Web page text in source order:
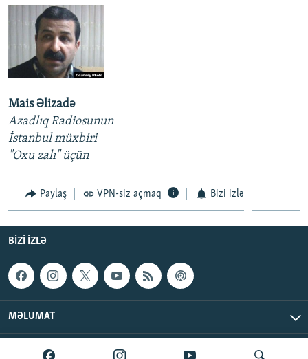
Mais Əlizadə
Azadlıq Radiosunun
İstanbul müxbiri
"Oxu zalı" üçün
Paylaş VPN-siz açmaq Bizi izlə
BIZI IZLƏ
MƏLUMAT
AzadlıqRadiosu © 2026 Inc. | Bütün hüquqlar qorunur